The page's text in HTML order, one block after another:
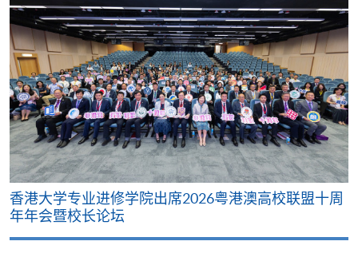
业进修学院出席2026粤港澳高校联盟十周
长论坛
HKU